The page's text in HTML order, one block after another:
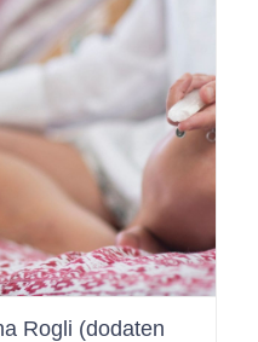
Rogli (dodaten